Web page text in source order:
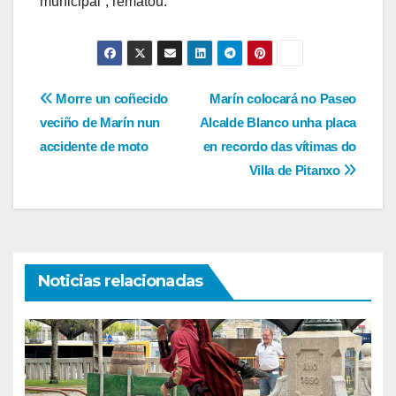
Navegación
de
Marín colocará no Paseo
Alcalde Blanco unha placa
en recordo das vítimas do
Villa de Pitanxo
Morre un coñecido
veciño de Marín nun
accidente de moto
Noticias relacionadas